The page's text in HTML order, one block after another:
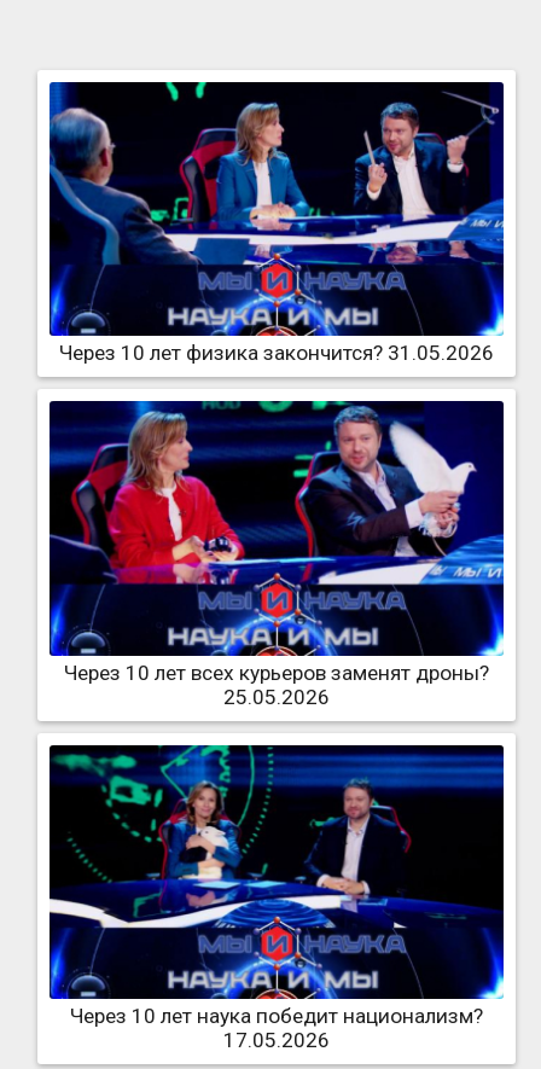
Через 10 лет физика закончится? 31.05.2026
Через 10 лет всех курьеров заменят дроны?
25.05.2026
Через 10 лет наука победит национализм?
17.05.2026